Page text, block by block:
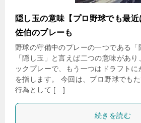
隠し玉の意味【プロ野球でも最
佐伯のプレーも
野球の守備中のプレーの一つである
「隠し玉」と言えば二つの意味があ
ックプレーで、もう一つはドラフト
を指します。 今回は、プロ野球でも
行為として […]
続きを読む